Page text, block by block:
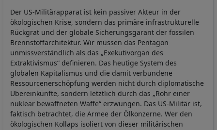
Der US-Militärapparat ist kein passiver Akteur in der
ökologischen Krise, sondern das primäre infrastrukturelle
Rückgrat und der globale Sicherungsgarant der fossilen
Brennstoffarchitektur. Wir müssen das Pentagon
unmissverständlich als das „Exekutivorgan des
Extraktivismus“ definieren. Das heutige System des
globalen Kapitalismus und die damit verbundene
Ressourcenerschöpfung werden nicht durch diplomatische
Übereinkünfte, sondern letztlich durch das „Rohr einer
nuklear bewaffneten Waffe“ erzwungen. Das US-Militär ist,
faktisch betrachtet, die Armee der Ölkonzerne. Wer den
ökologischen Kollaps isoliert von dieser militärischen